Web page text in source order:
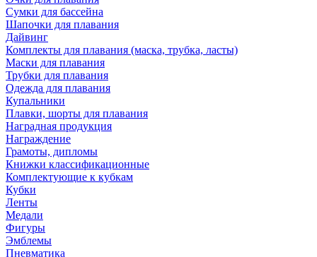
Сумки для бассейна
Шапочки для плавания
Дайвинг
Комплекты для плавания (маска, трубка, ласты)
Маски для плавания
Трубки для плавания
Одежда для плавания
Купальники
Плавки, шорты для плавания
Наградная продукция
Награждение
Грамоты, дипломы
Книжки классификационные
Комплектующие к кубкам
Кубки
Ленты
Медали
Фигуры
Эмблемы
Пневматика